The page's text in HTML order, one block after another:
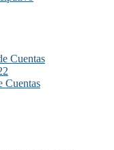
Cuentas
Cuentas